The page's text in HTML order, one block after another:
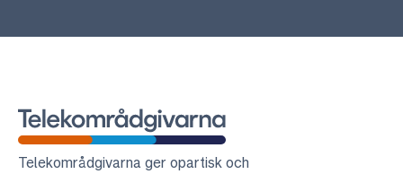
Telekområdgivarna
Telekområdgivarna ger opartisk och